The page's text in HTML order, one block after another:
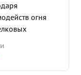
огня
батарея 120
80 солдат и